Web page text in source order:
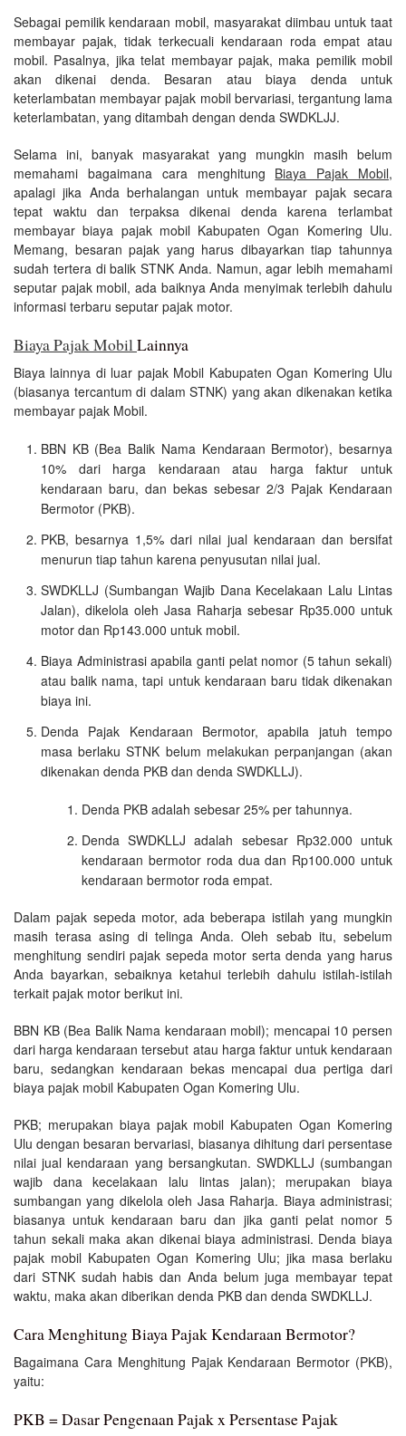
Sebagai pemilik kendaraan mobil, masyarakat diimbau untuk taat
membayar pajak, tidak terkecuali kendaraan roda empat atau
mobil. Pasalnya, jika telat membayar pajak, maka pemilik mobil
akan dikenai denda. Besaran atau biaya denda untuk
keterlambatan membayar pajak mobil bervariasi, tergantung lama
keterlambatan, yang ditambah dengan denda SWDKLJJ.
Selama ini, banyak masyarakat yang mungkin masih belum
memahami bagaimana cara menghitung Biaya Pajak Mobil,
apalagi jika Anda berhalangan untuk membayar pajak secara
tepat waktu dan terpaksa dikenai denda karena terlambat
membayar biaya pajak mobil Kabupaten Ogan Komering Ulu.
Memang, besaran pajak yang harus dibayarkan tiap tahunnya
sudah tertera di balik STNK Anda. Namun, agar lebih memahami
seputar pajak mobil, ada baiknya Anda menyimak terlebih dahulu
informasi terbaru seputar pajak motor.
Biaya Pajak MobilLainnya
Biaya lainnya di luar pajak Mobil Kabupaten Ogan Komering Ulu
(biasanya tercantum di dalam STNK) yang akan dikenakan ketika
membayar pajak Mobil.
BBN KB (Bea Balik Nama Kendaraan Bermotor), besarnya
10% dari harga kendaraan atau harga faktur untuk
kendaraan baru, dan bekas sebesar 2/3 Pajak Kendaraan
Bermotor (PKB).
PKB, besarnya 1,5% dari nilai jual kendaraan dan bersifat
menurun tiap tahun karena penyusutan nilai jual.
SWDKLLJ (Sumbangan Wajib Dana Kecelakaan Lalu Lintas
Jalan), dikelola oleh Jasa Raharja sebesar Rp35.000 untuk
motor dan Rp143.000 untuk mobil.
Biaya Administrasi apabila ganti pelat nomor (5 tahun sekali)
atau balik nama, tapi untuk kendaraan baru tidak dikenakan
biaya ini.
Denda Pajak Kendaraan Bermotor, apabila jatuh tempo
masa berlaku STNK belum melakukan perpanjangan (akan
dikenakan denda PKB dan denda SWDKLLJ).
Denda PKB adalah sebesar 25% per tahunnya.
Denda SWDKLLJ adalah sebesar Rp32.000 untuk
kendaraan bermotor roda dua dan Rp100.000 untuk
kendaraan bermotor roda empat.
Dalam pajak sepeda motor, ada beberapa istilah yang mungkin
masih terasa asing di telinga Anda. Oleh sebab itu, sebelum
menghitung sendiri pajak sepeda motor serta denda yang harus
Anda bayarkan, sebaiknya ketahui terlebih dahulu istilah-istilah
terkait pajak motor berikut ini.
BBN KB (Bea Balik Nama kendaraan mobil); mencapai 10 persen
dari harga kendaraan tersebut atau harga faktur untuk kendaraan
baru, sedangkan kendaraan bekas mencapai dua pertiga dari
biaya pajak mobil Kabupaten Ogan Komering Ulu.
PKB; merupakan biaya pajak mobil Kabupaten Ogan Komering
Ulu dengan besaran bervariasi, biasanya dihitung dari persentase
nilai jual kendaraan yang bersangkutan. SWDKLLJ (sumbangan
wajib dana kecelakaan lalu lintas jalan); merupakan biaya
sumbangan yang dikelola oleh Jasa Raharja. Biaya administrasi;
biasanya untuk kendaraan baru dan jika ganti pelat nomor 5
tahun sekali maka akan dikenai biaya administrasi. Denda biaya
pajak mobil Kabupaten Ogan Komering Ulu; jika masa berlaku
dari STNK sudah habis dan Anda belum juga membayar tepat
waktu, maka akan diberikan denda PKB dan denda SWDKLLJ.
Cara Menghitung Biaya Pajak Kendaraan Bermotor?
Bagaimana Cara Menghitung Pajak Kendaraan Bermotor (PKB),
yaitu:
PKB = Dasar Pengenaan Pajak x Persentase Pajak